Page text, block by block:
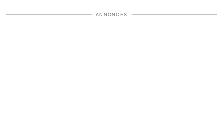
ANNONCES